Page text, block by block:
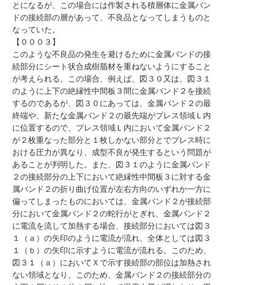
とになるが、この場合には作製される積層体に金属バン
ドの接続部の層があって、不良品となってしまうものと
なっていた。
【０００３】
このような不良品の発生を避けるために金属バンドの接
続部分にシート状合成樹脂材を重ねないようにすること
が考えられる。この場合、例えば、図３０又は、図３１
のように上下の絶縁性中間板３間に金属バンド２を接続
するのであるが、図３０にあっては、金属バンド２の最
終端や、新たな金属バンド２の最先端がプレス領域Ｌ内
に位置するので、プレス領域Ｌ内において金属バンド２
が２枚重なった部分と１枚しかない部分とでプレス時に
おける圧力が異なり、成型不良が発生するという問題が
あることが判明した。また、図３１のように金属バンド
２の接続部分の上下において絶縁性中間板３に対する金
属バンド２の折り曲げ位置が左右方向のいずれか一方に
偏ってしまったものにおいては、金属バンド２が接続部
分において金属バンド２の蛇行がとぎれ、金属バンド２
に電流を流して加熱する場合、接続部分においては図３
１（ａ）の矢印のように電流が流れ、全体としては図３
１（ｂ）の矢印に示すように電流が流れる。このため、
図３１（ａ）においてＸで示す接続部の部位は加熱され
ない領域となり、このため、金属バンド２の接続部分の